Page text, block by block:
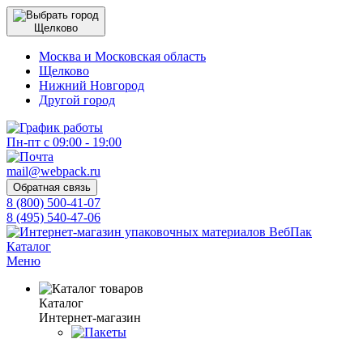
Щелково
Москва и Московская область
Щелково
Нижний Новгород
Другой город
Пн-пт с 09:00 - 19:00
mail@webpack.ru
Обратная связь
8 (800) 500-41-07
8 (495) 540-47-06
Каталог
Меню
Каталог
Интернет-магазин